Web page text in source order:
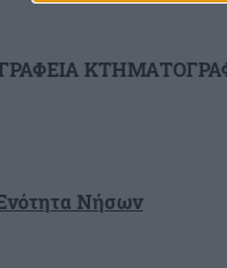
Νήσων